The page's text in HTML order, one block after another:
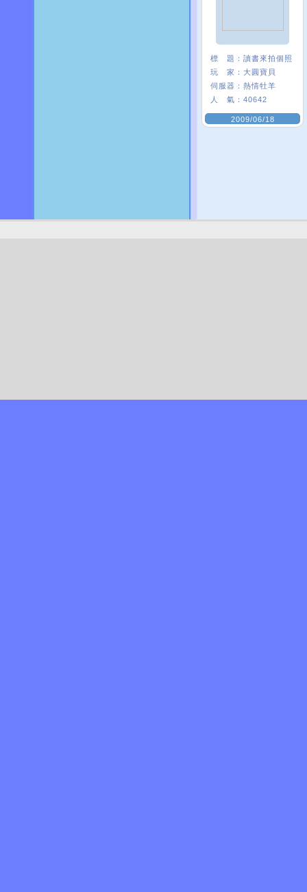
標 題： 讀書來拍個照
玩 家： 大圓寶貝
伺服器： 熱情牡羊
人 氣： 40642
2009/06/18